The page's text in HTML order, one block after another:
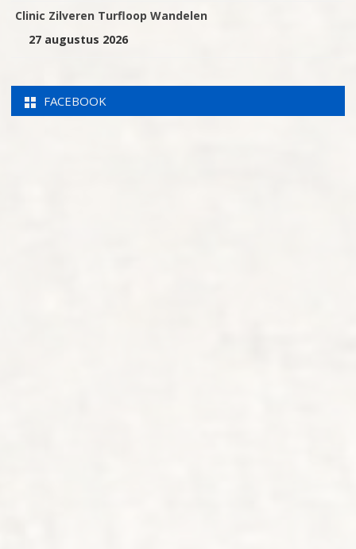
Clinic Zilveren Turfloop Wandelen
27 augustus 2026
FACEBOOK